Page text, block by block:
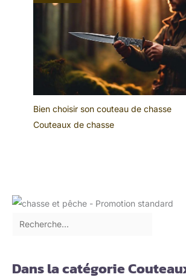
Bien choisir son couteau de chasse
Couteaux de chasse
Dans la catégorie